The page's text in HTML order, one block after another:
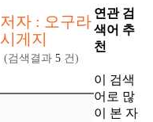
저자 : 오구라
시게지
(검색결과 5 건)
연관 검
색어 추
천
이 검색
어로 많
이 본 자